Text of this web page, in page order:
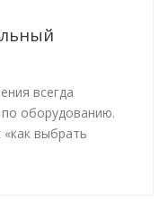
всегда
оборудованию.
выбрать